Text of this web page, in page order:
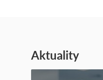
Aktuality